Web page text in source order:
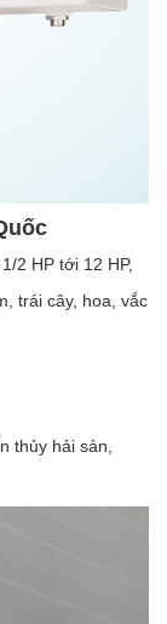
2 HP tới 12 HP,
trái cây, hoa, vắc
thủy hải sản,